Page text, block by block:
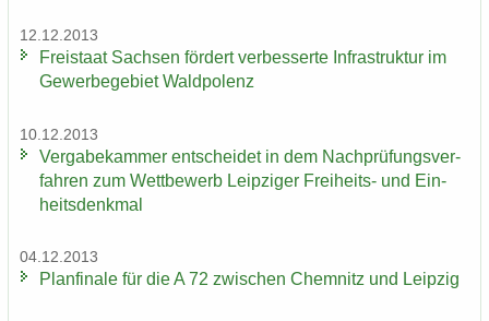
12.12.2013
Frei­staat Sach­sen för­dert ver­bes­ser­te In­fra­struk­tur im
Ge­wer­be­ge­biet Wald­po­lenz
10.12.2013
Ver­ga­be­kam­mer ent­schei­det in dem Nach­prü­fungs­ver­
fah­ren zum Wett­be­werb Leip­zi­ger Freiheits-​ und Ein­
heits­denk­mal
04.12.2013
Plan­fi­na­le für die A 72 zwi­schen Chem­nitz und Leip­zig